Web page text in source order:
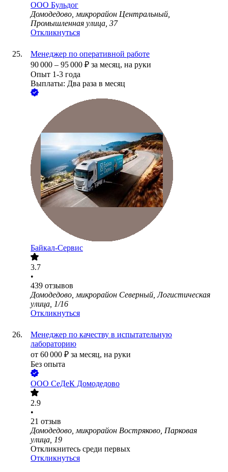
ООО Бульдог
Домодедово, микрорайон Центральный,
Промышленная улица, 37
Откликнуться
Менеджер по оперативной работе
90 000 – 95 000 ₽ за месяц, на руки
Опыт 1-3 года
Выплаты: Два раза в месяц
Байкал-Сервис
3.7
•
439 отзывов
Домодедово, микрорайон Северный, Логистическая
улица, 1/16
Откликнуться
Менеджер по качеству в испытательную
лабораторию
от 60 000 ₽ за месяц, на руки
Без опыта
ООО СеДеК Домодедово
2.9
•
21 отзыв
Домодедово, микрорайон Востряково, Парковая
улица, 19
Откликнитесь среди первых
Откликнуться